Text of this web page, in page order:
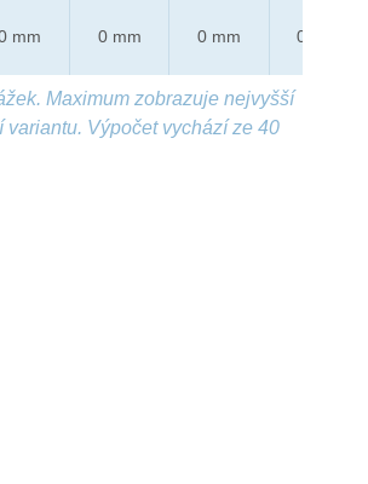
mm 0 mm 0 mm 0 mm
Maximum zobrazuje nejvyšší
Výpočet vychází ze 40